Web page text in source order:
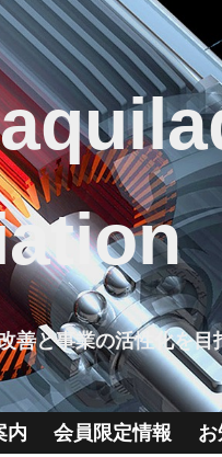
善と事業の活性化を目
内 会員限定情報